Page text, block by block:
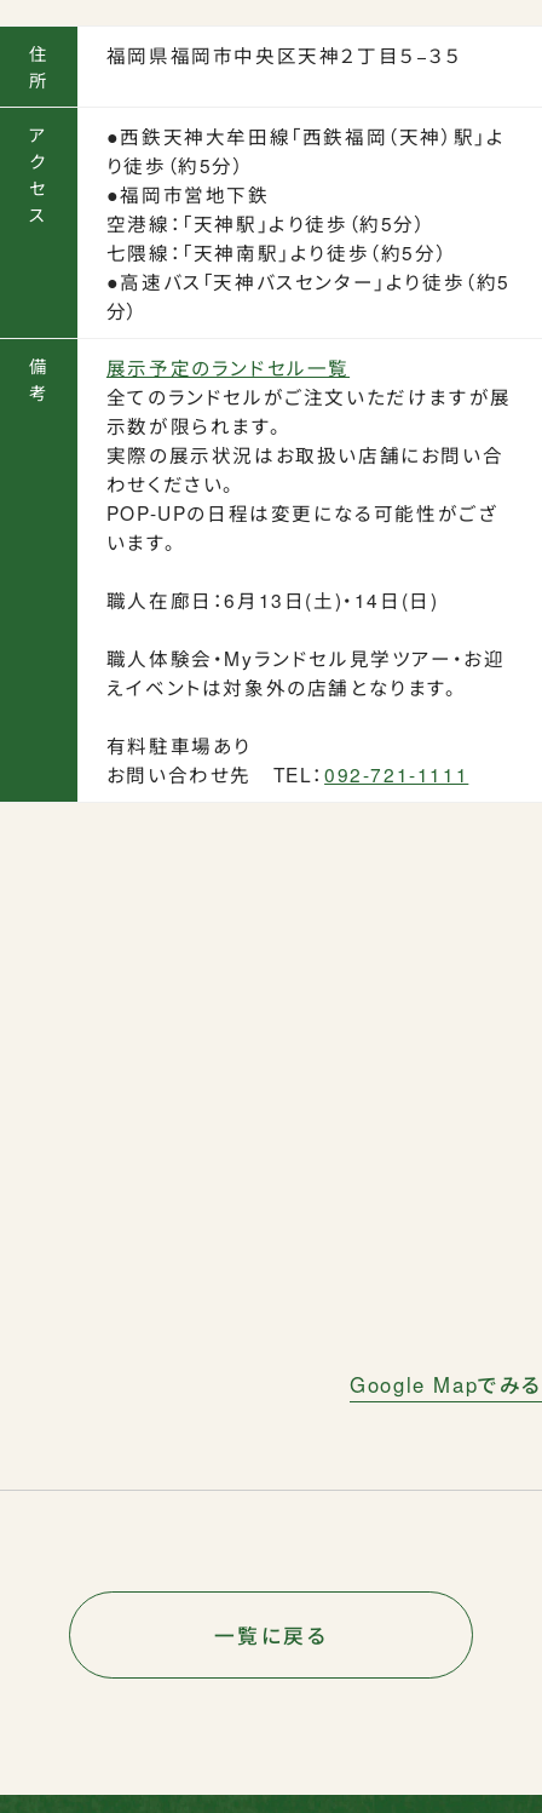
住
所
福岡県福岡市中央区天神２丁目５−３５
ア
ク
セ
ス
●西鉄天神大牟田線「西鉄福岡（天神）駅」よ
り徒歩（約5分）
●福岡市営地下鉄
空港線：「天神駅」より徒歩（約5分）
七隈線：「天神南駅」より徒歩（約5分）
●高速バス「天神バスセンター」より徒歩（約5
分）
備
考
展示予定のランドセル一覧
全てのランドセルがご注文いただけますが展
示数が限られます。
実際の展示状況はお取扱い店舗にお問い合
わせください。
POP-UPの日程は変更になる可能性がござ
います。
職人在廊日：6月13日(土)・14日(日)
職人体験会・Myランドセル見学ツアー・お迎
えイベントは対象外の店舗となります。
有料駐車場あり
お問い合わせ先 TEL：092-721-1111
Google Mapでみる
一覧に戻る